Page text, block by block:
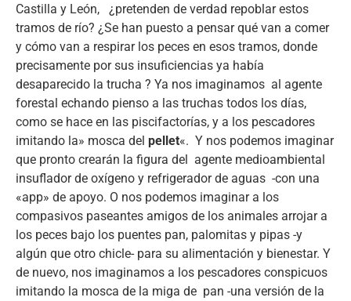
Castilla y León, ¿pretenden de verdad repoblar estos
tramos de río? ¿Se han puesto a pensar qué van a comer
y cómo van a respirar los peces en esos tramos, donde
precisamente por sus insuficiencias ya había
desaparecido la trucha ? Ya nos imaginamos al agente
forestal echando pienso a las truchas todos los días,
como se hace en las piscifactorías, y a los pescadores
imitando la» mosca del pellet«. Y nos podemos imaginar
que pronto crearán la figura del agente medioambiental
insuflador de oxígeno y refrigerador de aguas -con una
«app» de apoyo. O nos podemos imaginar a los
compasivos paseantes amigos de los animales arrojar a
los peces bajo los puentes pan, palomitas y pipas -y
algún que otro chicle- para su alimentación y bienestar. Y
de nuevo, nos imaginamos a los pescadores conspicuos
imitando la mosca de la miga de pan -una versión de la